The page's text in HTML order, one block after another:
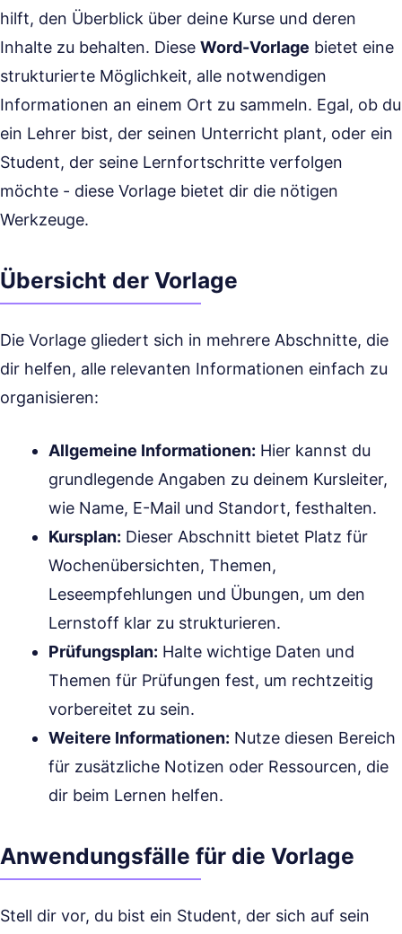
hilft, den Überblick über deine Kurse und deren
Inhalte zu behalten. Diese Word-Vorlage bietet eine
strukturierte Möglichkeit, alle notwendigen
Informationen an einem Ort zu sammeln. Egal, ob du
ein Lehrer bist, der seinen Unterricht plant, oder ein
Student, der seine Lernfortschritte verfolgen
möchte - diese Vorlage bietet dir die nötigen
Werkzeuge.
Übersicht der Vorlage
Die Vorlage gliedert sich in mehrere Abschnitte, die
dir helfen, alle relevanten Informationen einfach zu
organisieren:
Allgemeine Informationen: Hier kannst du
grundlegende Angaben zu deinem Kursleiter,
wie Name, E-Mail und Standort, festhalten.
Kursplan: Dieser Abschnitt bietet Platz für
Wochenübersichten, Themen,
Leseempfehlungen und Übungen, um den
Lernstoff klar zu strukturieren.
Prüfungsplan: Halte wichtige Daten und
Themen für Prüfungen fest, um rechtzeitig
vorbereitet zu sein.
Weitere Informationen: Nutze diesen Bereich
für zusätzliche Notizen oder Ressourcen, die
dir beim Lernen helfen.
Anwendungsfälle für die Vorlage
Stell dir vor, du bist ein Student, der sich auf sein